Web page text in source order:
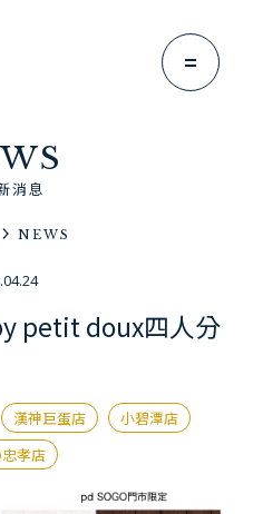
事
單
消息
NEWS
petit doux四人分
漢神巨蛋店
小碧潭店
孝店